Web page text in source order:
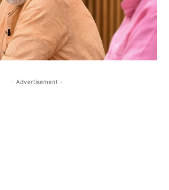
- Advertisement -